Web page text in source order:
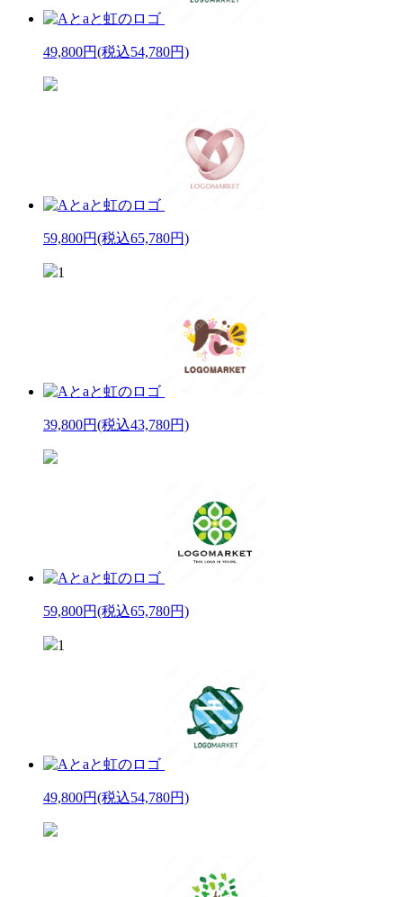
49,800円(税込54,780円)
59,800円(税込65,780円)
1
39,800円(税込43,780円)
59,800円(税込65,780円)
1
49,800円(税込54,780円)